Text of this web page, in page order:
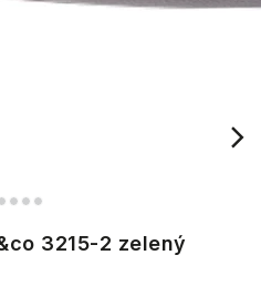
3215-2 zelený